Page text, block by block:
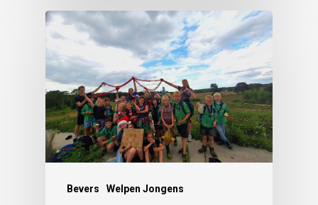
Bevers Welpen Jongens